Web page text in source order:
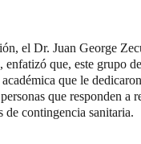
el Dr. Juan George
enfatizó que, este grupo
que le
que responden a
de contingencia sanitaria.